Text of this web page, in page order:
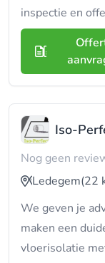
inspectie en
Iso-
Nog geen
Ledegem(22
We geven je
maken een
vloerisolatie